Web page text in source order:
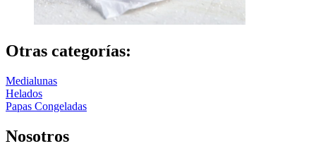
Otras categorías:
Medialunas
Helados
Papas Congeladas
Nosotros